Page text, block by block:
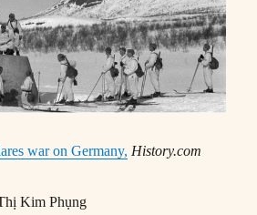
war on Germany, History.com
Kim Phụng